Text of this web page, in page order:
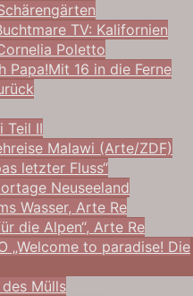
mare TV: Kalifornien
Poletto
Papa!Mit 16 in die Ferne
Teil II
Malawi (Arte/ZDF)
letzter Fluss“
Neuseeland
Wasser, Arte Re
die Alpen“, Arte Re
„Welcome to paradise! Die
Mülls